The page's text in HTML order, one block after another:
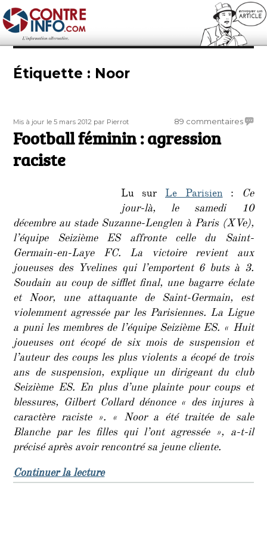
Contre-Info
Étiquette : Noor
Publié
le
Mis à jour le 5 mars 2012 Auteur
par Pierrot 89 commentairessur
Football féminin : agression
raciste
Lu sur Le Parisien: Ce
jour-là, le samedi 10
décembre au stade Suzanne-Lenglen à Paris (XVe),
l’équipe Seizième ES affronte celle du Saint-
Germain-en-Laye FC. La victoire revient aux
joueuses des Yvelines qui l’emportent 6 buts à 3.
Soudain au coup de sifflet final, une bagarre éclate
et Noor, une attaquante de Saint-Germain, est
violemment agressée par les Parisiennes. La Ligue
a puni les membres de l’équipe Seizième ES. « Huit
joueuses ont écopé de six mois de suspension et
l’auteur des coups les plus violents a écopé de trois
ans de suspension, explique un dirigeant du club
Seizième ES. En plus d’une plainte pour coups et
blessures, Gilbert Collard dénonce « des injures à
caractère raciste ». « Noor a été traitée de sale
Blanche par les filles qui l’ont agressée », a-t-il
précisé après avoir rencontré sa jeune cliente.
Continuer la lecturede « Football féminin : agression